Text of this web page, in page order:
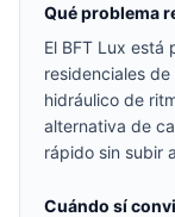
Qué problema
El BFT Lux
residenciales
hidráulico de
alternativa de
rápido sin subir
Cuándo sí